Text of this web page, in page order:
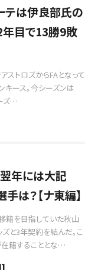
テは伊良部氏の
目で13勝9敗
ストロズからFAとなって
キース。今シーズンは
ズ…
年には大記
は？【ナ東編】
籍を目指していた秋山
と3年契約を結んだ。こ
籍することとな…